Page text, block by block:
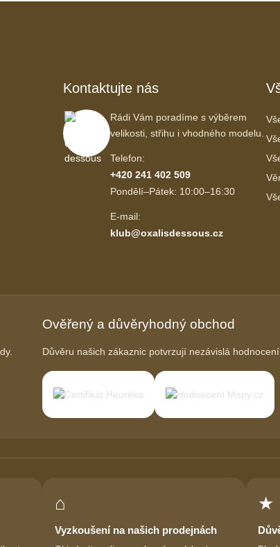
Kontaktujte nás
Rádi Vám poradíme s výběrem
velikosti, střihu i vhodného modelu.
Telefon:
+420 241 402 509
Pondělí–Pátek: 10:00–16:30
E-mail:
klub@oxalisdessous.cz
Ověřený a důvěryhodný obchod
Důvěru našich zákaznic potvrzují nezávislá
⌂
Vyzkoušení na našich prodejnách
★